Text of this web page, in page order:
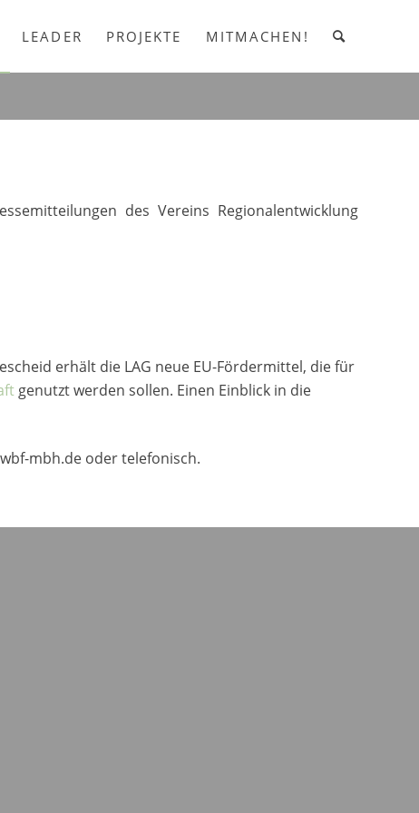
LEADER PROJEKTE MITMACHEN!
des Vereins Regionalentwicklung
erhält die LAG neue EU-Fördermittel, die für
genutzt werden sollen. Einen Einblick in die
mbh.de oder telefonisch.